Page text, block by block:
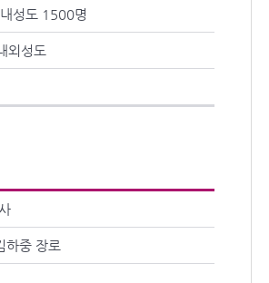
성도 1500명
외성도
하중 장로